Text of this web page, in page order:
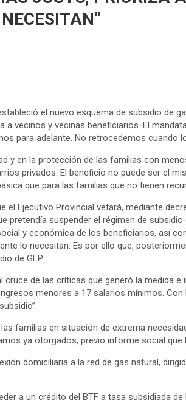
el nuevo esquema de subsidio de
a vecinos y vecinas beneficiarios. El
para adelante. No retrocedemos cuando
y en la protección de las familias con
privados. El beneficio no puede ser el
que para las familias que no tienen
el Ejecutivo Provincial vetará, mediante
pretendía suspender el régimen de subsidio
y económica de los beneficiarios, así
lo necesitan. Es por ello que,
de GLP.
cruce de las críticas que generó la medida
menores a 17 salarios mínimos.
familias en situación de extrema
ya otorgados, previo informe social que
domiciliaria a la red de gas natural,
a un crédito del BTF a tasa subsidiada